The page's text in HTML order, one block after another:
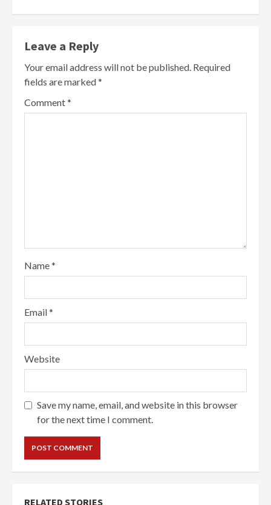
Leave a Reply
Your email address will not be published. Required
fields are marked*
Comment*
Name*
Email*
Website
Save my name, email, and website in this browser
for the next time I comment.
RELATED STORIES